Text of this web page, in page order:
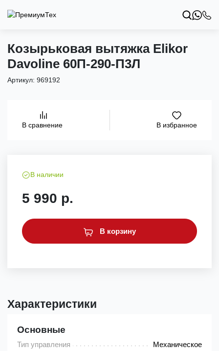
Козырьковая вытяжка Elikor
Davoline 60П-290-П3Л
Артикул: 969192
В сравнение В избранное
В наличии
5 990 р.
В корзину
Характеристики
Основные
Тип управления
Механическое